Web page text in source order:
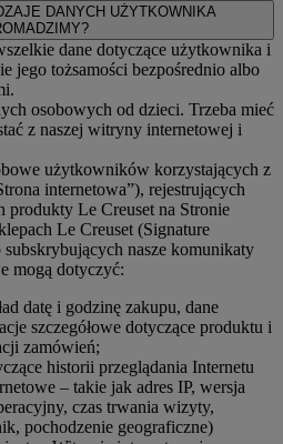
DANYCH UŻYTKOWNIKA
dane dotyczące użytkownika i
jego tożsamości bezpośrednio albo
osobowych od dzieci. Trzeba mieć
z naszej witryny internetowej i
użytkowników korzystających z
internetowa”), rejestrujących
produkty Le Creuset na Stronie
Le Creuset (Signature
nasze komunikaty
mogą dotyczyć:
datę i godzinę zakupu, dane
szczegółowe dotyczące produktu i
zamówień;
historii przeglądania Internetu
– takie jak adres IP, wersja
czas trwania wizyty,
pochodzenie geograficzne)